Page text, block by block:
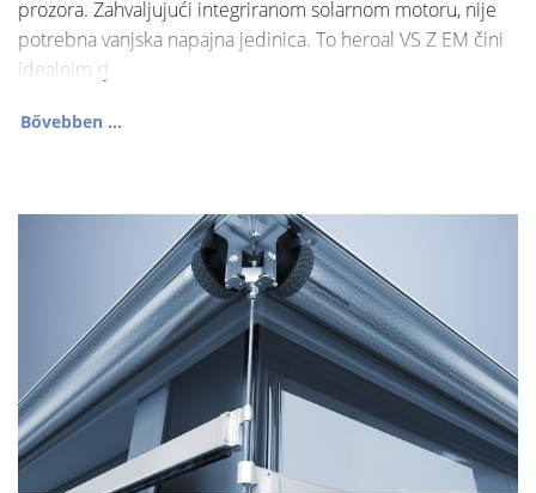
prozora. Zahvaljujući integriranom solarnom motoru, nije
potrebna vanjska napajna jedinica. To heroal VS Z EM čini
idealnim rj
Bővebben ...